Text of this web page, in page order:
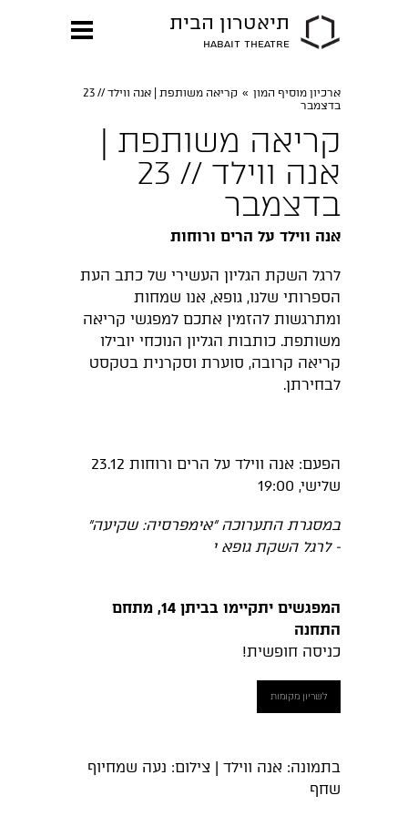
תיאטרון הבית
HABAIT THEATRE
ארכיון מוסיף המון »
קריאה משותפת | אנה ווילד // 23
בדצמבר
קריאה משותפת |
אנה ווילד // 23
בדצמבר
אנה ווילד על הרים ורוחות
לרגל השקת הגליון העשירי של כתב העת
הספרותי שלנו, גופא, אנו שמחות
ומתרגשות להזמין אתכם למפגשי קריאה
משותפת. כותבות הגליון הנוכחי יובילו
קריאה קרובה, סוערת וסקרנית בטקסט
לבחירתן.
הפעם: אנה ווילד על הרים ורוחות 23.12
שלישי, 19:00
במסגרת התערוכה ״אימפרסיה: שקיעה״
-לרגל השקת גופא י
המפגשים יתקיימו בביתן 14, מתחם
התחנה
כניסה חופשית!
לשריון מקומות
בתמונה: אנה ווילד | צילום: נעה שמחיוף
שחף